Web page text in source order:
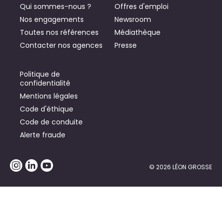
Qui sommes-nous ?
Nos engagements
Toutes nos références
Contacter nos agences
Offres d'emploi
Newsroom
Médiathèque
Presse
Politique de
confidentialité
Mentions légales
Code d'éthique
Code de conduite
Alerte fraude
© 2026 LÉON GROSSE